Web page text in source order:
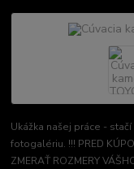
Ukážka našej práce -
fotogalériu. !!! PRED
ZMERAŤ ROZMERY